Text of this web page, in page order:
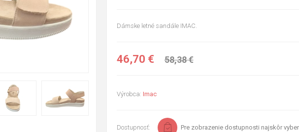
Dámske letné sandále IMAC.
46,70 € 58,38 €
Výrobca: Imac
Dostupnosť: Pre zobrazenie dostupnosti najskôr